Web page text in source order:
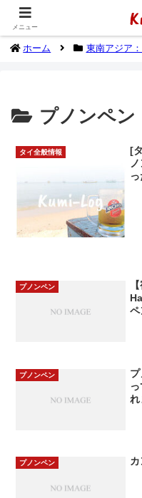
2014年1月から海外
ホーム 東南アジア
プノンペン
タイ全般情報
[
プノンペン
ペ
プノンペン
れ
プノンペン
メニュー